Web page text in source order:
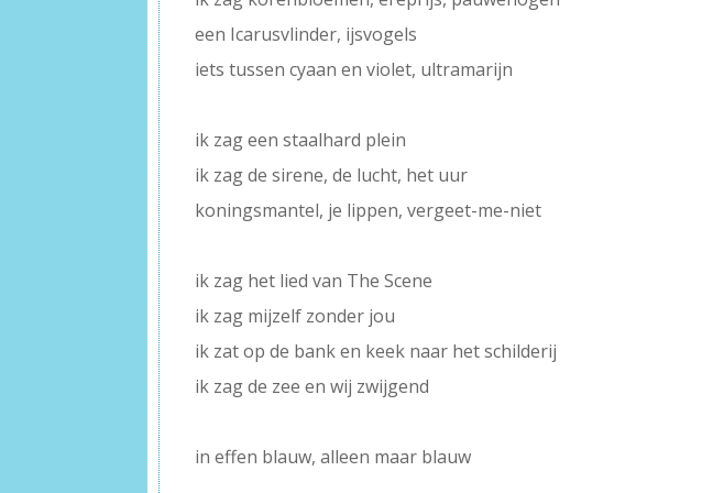
een Icarusvlinder, ijsvogels
iets tussen cyaan en violet, ultramarijn
ik zag een staalhard plein
ik zag de sirene, de lucht, het uur
koningsmantel, je lippen, vergeet-me-niet
ik zag het lied van The Scene
ik zag mijzelf zonder jou
ik zat op de bank en keek naar het schilderij
ik zag de zee en wij zwijgend
in effen blauw, alleen maar blauw